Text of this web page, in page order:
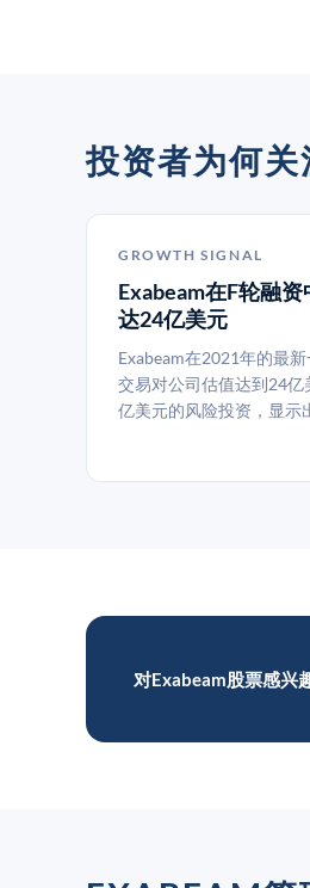
投资者为何
GROWTH SIGNAL
Exabeam在F轮融
达24亿美元
Exabeam在2021年的最
交易对公司估值达到24
亿美元的风险投资，显示
对Exabeam股票感兴